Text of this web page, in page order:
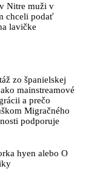
Nitre muži v
chceli podať
lavičke
zo španielskej
mainstreamové
a prečo
Migračného
podporuje
hyen alebo O